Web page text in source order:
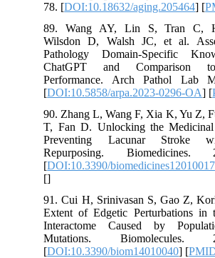
78. [DOI:10.18632/aging.205464] [
89. Wang AY, Lin S, Tran C,
Wilsdon D, Walsh JC, et al.
Pathology Domain-Specific
ChatGPT and Comparison
Performance. Arch Pathol Lab
[DOI:10.5858/arpa.2023-0296-OA
90. Zhang L, Wang F, Xia K, Yu Z,
T, Fan D. Unlocking the
Preventing Lacunar Stroke
Repurposing. Biomedicines.
[DOI:10.3390/
91. Cui H, Srinivasan S, Gao Z,
Extent of Edgetic Perturbations
Interactome Caused by
Mutations. Biomolecules.
[DOI:10.3390/biom14010040] [